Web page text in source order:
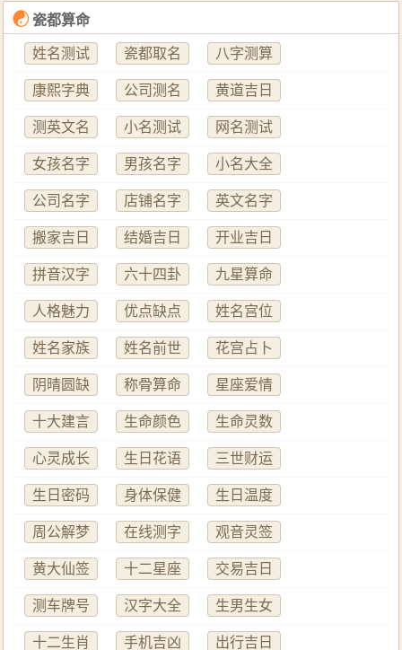
☯瓷都算命
姓名测试 瓷都取名 八字测算
康熙字典 公司测名 黄道吉日
测英文名 小名测试 网名测试
女孩名字 男孩名字 小名大全
公司名字 店铺名字 英文名字
搬家吉日 结婚吉日 开业吉日
拼音汉字 六十四卦 九星算命
人格魅力 优点缺点 姓名宫位
姓名家族 姓名前世 花宫占卜
阴晴圆缺 称骨算命 星座爱情
十大建言 生命颜色 生命灵数
心灵成长 生日花语 三世财运
生日密码 身体保健 生日温度
周公解梦 在线测字 观音灵签
黄大仙签 十二星座 交易吉日
测车牌号 汉字大全 生男生女
十二生肖 手机吉凶 出行吉日